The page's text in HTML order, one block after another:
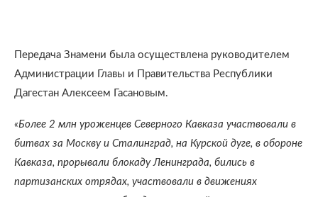
Передача Знамени была осуществлена руководителем
Администрации Главы и Правительства Республики
Дагестан Алексеем Гасановым.
«Более 2 млн уроженцев Северного Кавказа участвовали в
битвах за Москву и Сталинград, на Курской дуге, в обороне
Кавказа, прорывали блокаду Ленинграда, бились в
партизанских отрядах, участвовали в движениях